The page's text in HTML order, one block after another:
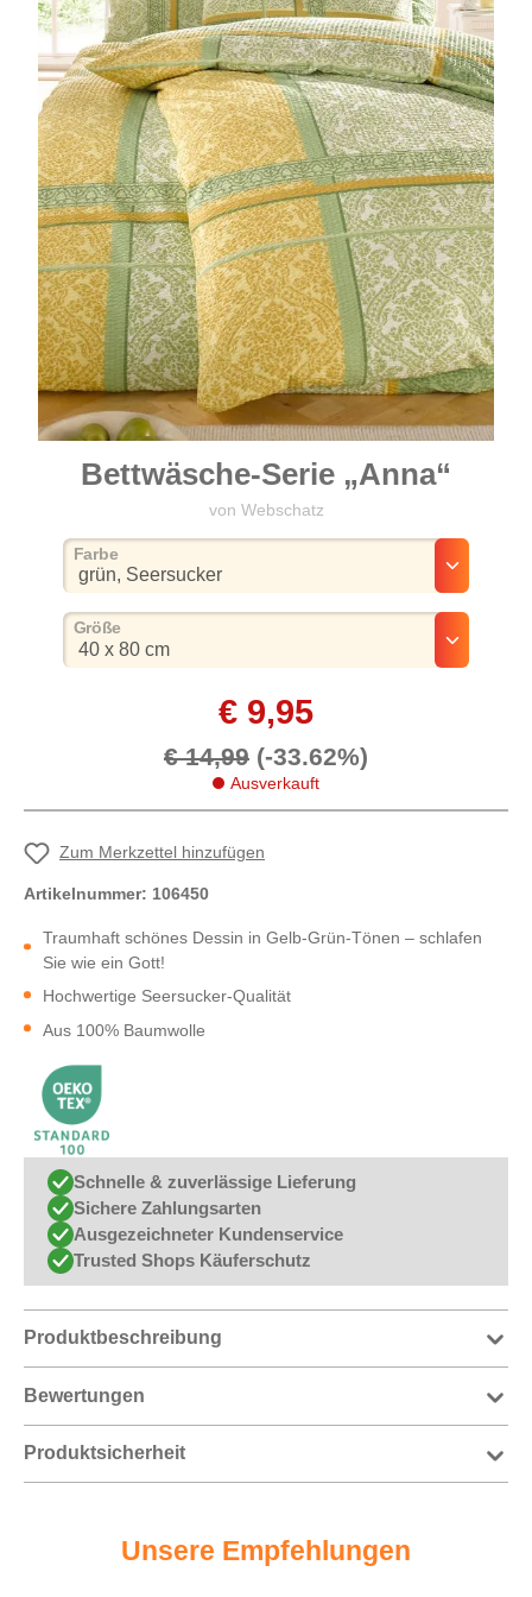
Bettwäsche-Serie „Anna“
von Webschatz
€ 9,95
€ 14,99 (-33.62%)
Ausverkauft
Farbeauswählen
Größeauswählen
Zum Merkzettel hinzufügen
Artikelnummer: 106450
Traumhaft schönes Dessin in Gelb-Grün-Tönen – schlafen
Sie wie ein Gott!
Hochwertige Seersucker-Qualität
Aus 100% Baumwolle
Schnelle & zuverlässige Lieferung
Sichere Zahlungsarten
Ausgezeichneter Kundenservice
Trusted Shops Käuferschutz
Produktbeschreibung
Bewertungen
Produktsicherheit
Unsere Empfehlungen